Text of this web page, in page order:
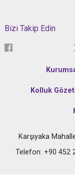
Bizi Takip Edin
Kolluk
Karşıyaka
Telefon: +90 452